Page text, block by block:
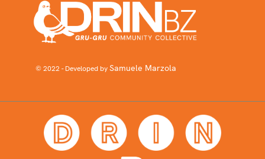
© 2022 - Developed bySamuele Marzola